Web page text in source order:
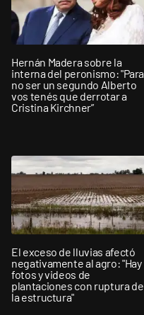
Hernán Madera sobre la
interna del peronismo: "Para
no ser un segundo Alberto
vos tenés que derrotar a
Cristina Kirchner”
El exceso de lluvias afectó
negativamente al agro: "Hay
fotos y videos de
plantaciones con ruptura de
la estructura"